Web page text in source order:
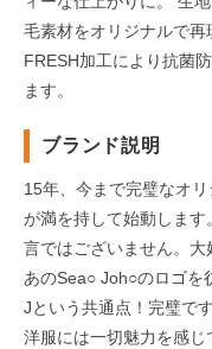
毛素材をオリジナルで再
FRESH加工により抗菌
ます。
ブランド説明
15年、今まで完璧なオ
が満を持して始動しま
言ではございません。大
あのSea○ Joh○のロゴを
Jという共通点！完璧で
洋服には一切魅力を感